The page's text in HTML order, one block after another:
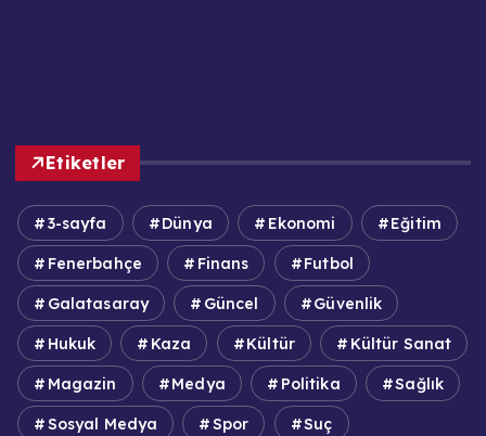
Etiketler
3-sayfa Dünya Ekonomi Eğitim
Fenerbahçe Finans Futbol
Galatasaray Güncel Güvenlik
Hukuk Kaza Kültür Kültür Sanat
Magazin Medya Politika Sağlık
Sosyal Medya Spor Suç